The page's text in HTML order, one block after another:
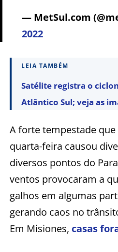
— MetSul.com
2022
LEIA TAMBÉM
Satélite registra o
Atlântico Sul; veja as
A forte tempestade
quarta-feira causou
diversos pontos do
ventos provocaram a
galhos em algumas
gerando caos no
Em Misiones, casas